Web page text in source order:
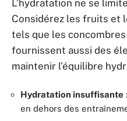
L’hydratation ne se
Considérez les fruits et
tels que les
fournissent aussi des
maintenir l’équilibre
Hydratation insuffisante
en dehors des